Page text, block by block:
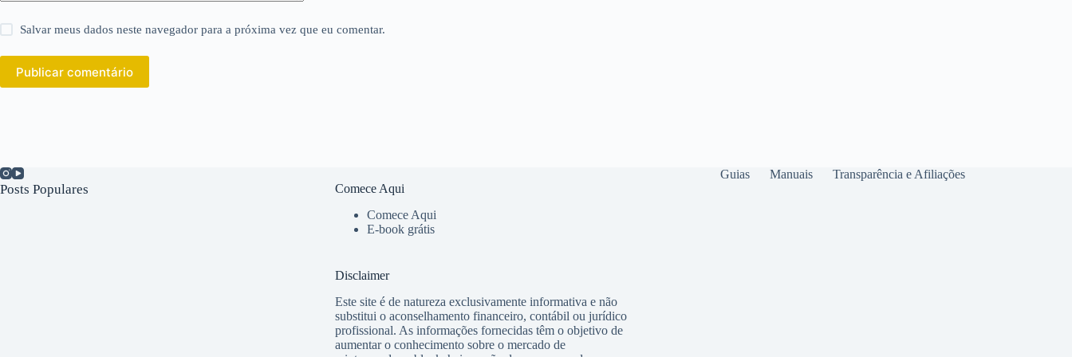
Salvar meus dados neste navegador para a próxima vez que eu comentar.
Publicar comentário
Guias Manuais Transparência e Afiliações
Posts Populares
Comece Aqui
Comece Aqui
E-book grátis
Disclaimer
Este site é de natureza exclusivamente informativa e não
substitui o aconselhamento financeiro, contábil ou jurídico
profissional. As informações fornecidas têm o objetivo de
aumentar o conhecimento sobre o mercado de